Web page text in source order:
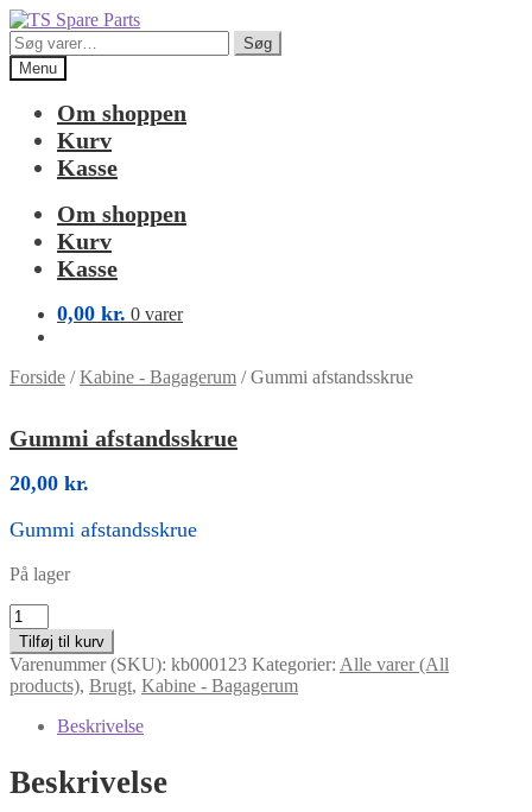
Spring
til
navigation
Spring
til
indhold
Søg
efter:
Søg
Menu
Om shoppen
Kurv
Kasse
Om shoppen
Kurv
Kasse
0,00 kr. 0 varer
Forside /Kabine - Bagagerum /Gummi afstandsskrue
Gummi afstandsskrue
20,00 kr.
Gummi afstandsskrue
På lager
Gummi
afstandsskrue
antal
Tilføj til kurv
Varenummer (SKU): kb000123 Kategorier: Alle varer (All
products), Brugt, Kabine - Bagagerum
Beskrivelse
Beskrivelse